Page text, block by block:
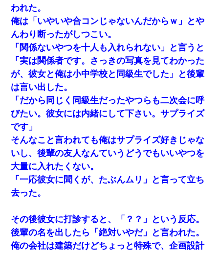
【クズ】昔、兄がお見合いして「ブスすぎｗｗｗ」と断っ
た女性が、兄の同級生と結婚。それを知った兄は荒れ狂
い、｢嫁さん、俺のお古ですが気分はどう？」とメールを送
った→
中途採用のAが部長から呼び出された。Aはヘラヘラと部屋
に入っていき、1時間後に号泣しながら出てきて…
【衝撃】嫁父の会社に勤続１０年、手取り１４万 → 俺「２
２万もらえる会社から誘われた。転職したい」義父「ク
ビ！（激怒」嫁「離婚！（激怒」
近所のお寺に住み込みで手伝いしてる知的障害のオッサン
がいた。ある日、オッサンが火かき棒を持って顔を真っ赤
にしながら走り回っていて…
32歳ワイ、34歳の可愛い女と付き合うも現実を知ってしま
い無事死亡・・・
彼女にプロポーズしてOK貰った俺、告げられた結婚条件に
ブチ切れて無事婚約破棄・・・
われた。
俺は「いやいや合コンじゃないんだからｗ」とや
んわり断ったがしつこい。
「関係ないやつを十人も入れられない」と言うと
「実は関係者です。さっきの写真を見てわかった
が、彼女と俺は小中学校と同級生でした」と後輩
は言い出した。
「だから同じく同級生だったやつらも二次会に呼
びたい。彼女には内緒にして下さい。サプライズ
です」
そんなこと言われても俺はサプライズ好きじゃな
いし、後輩の友人なんていうどうでもいいやつを
大量に入れたくない。
「一応彼女に聞くが、たぶんムリ」と言って立ち
去った。
その後彼女に打診すると、「？？」という反応。
後輩の名を出したら「絶対いやだ」と言われた。
俺の会社は建築だけどちょっと特殊で、企画設計